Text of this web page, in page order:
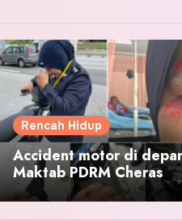
Rencah Hidup
Accident motor di
Maktab PDRM Cheras